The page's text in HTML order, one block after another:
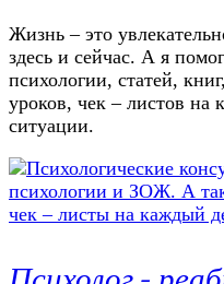
Жизнь – это
здесь и сейчас. А я
психологии, статей,
уроков, чек – листов на
ситуации.